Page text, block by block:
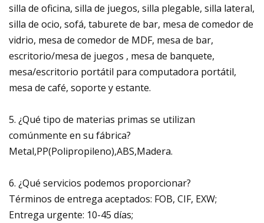
silla de oficina, silla de juegos, silla plegable, silla lateral,
silla de ocio, sofá, taburete de bar, mesa de comedor de
vidrio, mesa de comedor de MDF, mesa de bar,
escritorio/mesa de juegos , mesa de banquete,
mesa/escritorio portátil para computadora portátil,
mesa de café, soporte y estante.
5. ¿Qué tipo de materias primas se utilizan
comúnmente en su fábrica?
Metal,PP(Polipropileno),ABS,Madera.
6. ¿Qué servicios podemos proporcionar?
Términos de entrega aceptados: FOB, CIF, EXW;
Entrega urgente: 10-45 días;